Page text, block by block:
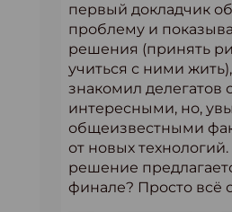
первый докладчик
проблему и
решения (принять
учиться с ними
знакомил делегатов
интересными, но,
общеизвестными
от новых
решение
финале? Просто всё